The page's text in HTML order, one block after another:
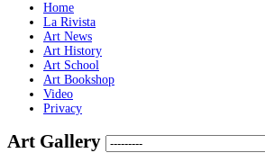
Home
La Rivista
Art News
Art History
Art School
Art Bookshop
Video
Privacy
Art Gallery